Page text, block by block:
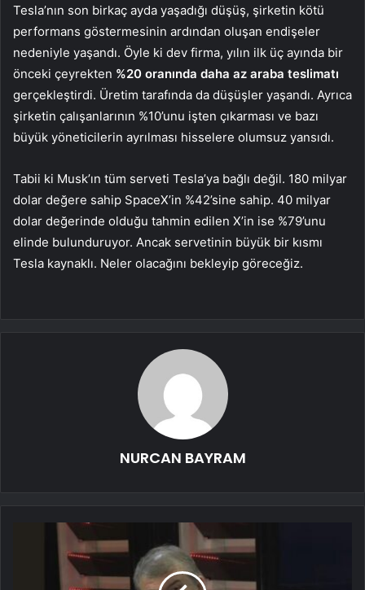
Tesla’nın son birkaç ayda yaşadığı düşüş, şirketin kötü
performans göstermesinin ardından oluşan endişeler
nedeniyle yaşandı. Öyle ki dev firma, yılın ilk üç ayında bir
önceki çeyrekten %20 oranında daha az araba teslimatı
gerçekleştirdi. Üretim tarafında da düşüşler yaşandı. Ayrıca
şirketin çalışanlarının %10’unu işten çıkarması ve bazı
büyük yöneticilerin ayrılması hisselere olumsuz yansıdı.
Tabii ki Musk’ın tüm serveti Tesla’ya bağlı değil. 180 milyar
dolar değere sahip SpaceX’in %42’sine sahip. 40 milyar
dolar değerinde olduğu tahmin edilen X’in ise %79’unu
elinde bulunduruyor. Ancak servetinin büyük bir kısmı
Tesla kaynaklı. Neler olacağını bekleyip göreceğiz.
NURCAN BAYRAM